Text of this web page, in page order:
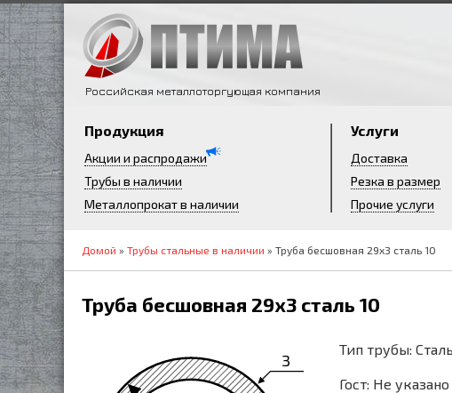
Российская металлоторгующая компания
Продукция
Акции и распродажи
Трубы в наличии
Металлопрокат в наличии
Услуги
Доставка
Резка в размер
Прочие услуги
Домой » Трубы стальные в наличии » Труба бесшовная 29х3 сталь 10
Труба бесшовная 29х3 сталь 10
3
Тип трубы:
Гост: Не указано